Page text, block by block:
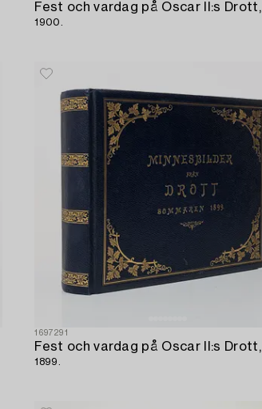
Fest och vardag på Oscar II:s Drott,
1900.
1697291
Fest och vardag på Oscar II:s Drott,
1899.